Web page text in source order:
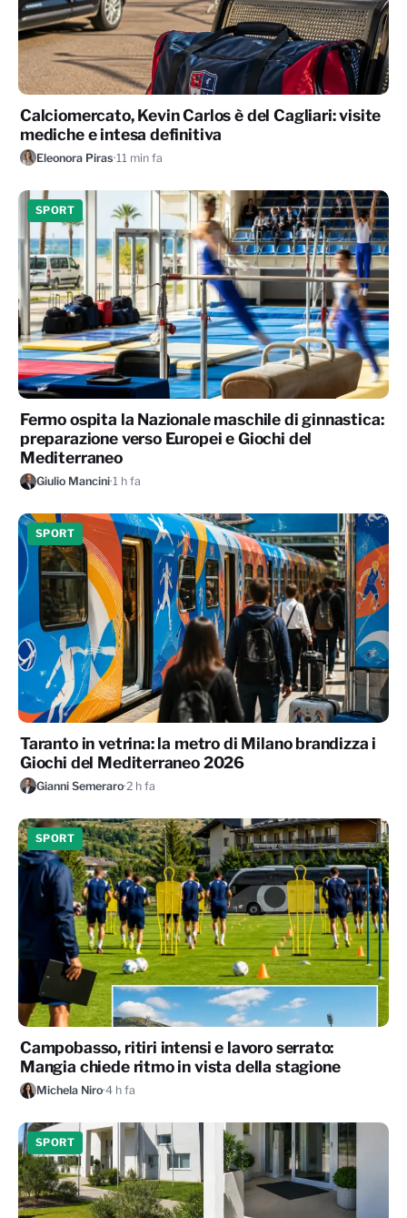
Calciomercato, Kevin Carlos è del Cagliari: visite
mediche e intesa definitiva
Eleonora Piras·11 min fa
SPORT
Fermo ospita la Nazionale maschile di ginnastica:
preparazione verso Europei e Giochi del
Mediterraneo
Giulio Mancini·1 h fa
SPORT
Taranto in vetrina: la metro di Milano brandizza i
Giochi del Mediterraneo 2026
Gianni Semeraro·2 h fa
SPORT
Campobasso, ritiri intensi e lavoro serrato:
Mangia chiede ritmo in vista della stagione
Michela Niro·4 h fa
SPORT